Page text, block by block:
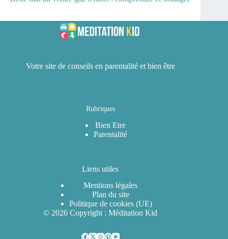
Votre site de conseils en parentalité et bien être
Rubriques
Bien Etre
Parentalité
Liens utiles
Mentions légales
Plan du site
Politique de cookies (UE)
© 2026 Copyright : Méditation Kid